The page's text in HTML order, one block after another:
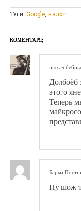
Теги:Google налог
КОМЕНТАРЯ;
нюхач бебры
Долбоёб
этого
Теперь
Барма
Ну шож